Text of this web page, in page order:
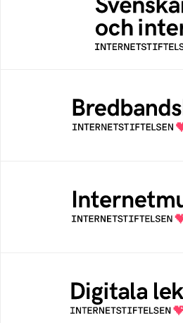
En årlig studie av
Bredbandskollen är
konsumentverktyg
Ett digitalt museum som
av
Öppen digital lärresurs
för alla stadier i